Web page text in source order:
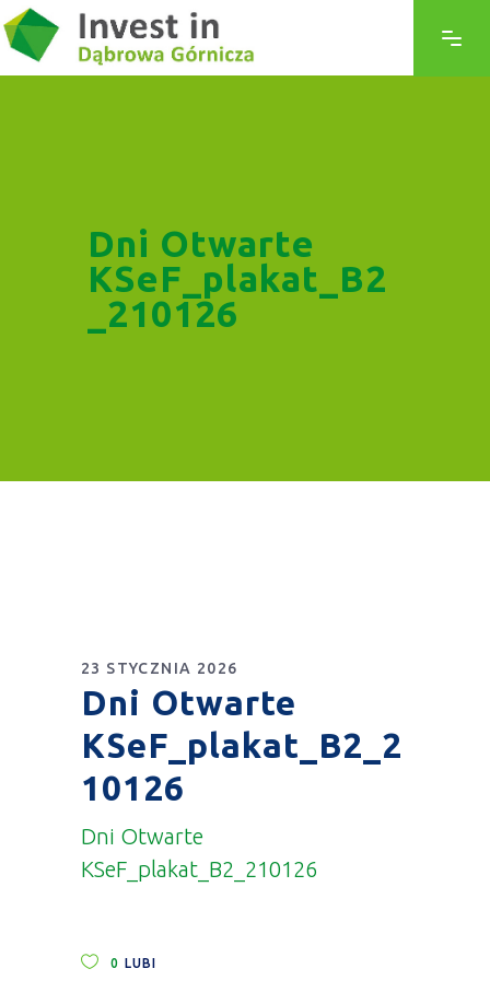
Dni Otwarte
KSeF_plakat_B2
_210126
23 STYCZNIA 2026
Dni Otwarte
KSeF_plakat_B2_2
10126
Dni Otwarte
KSeF_plakat_B2_210126
0 LUBI